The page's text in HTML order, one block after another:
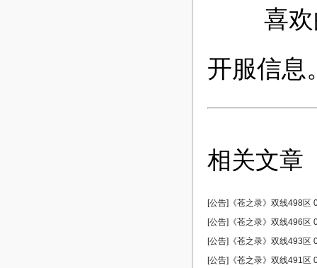
喜欢的
开服信息
相关文章
[公告]《苍之录》双线498区
[公告]《苍之录》双线496区
[公告]《苍之录》双线493区
[公告]《苍之录》双线491区